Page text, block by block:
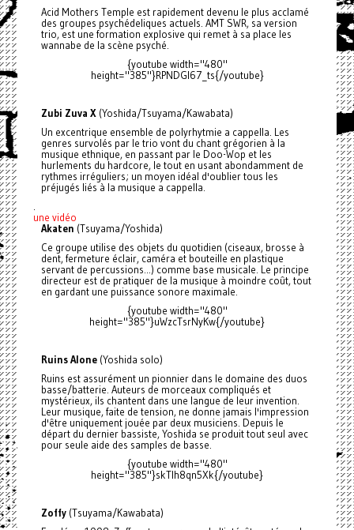
Acid Mothers Temple est rapidement devenu le plus acclamé
des groupes psychédeliques actuels. AMT SWR, sa version
trio, est une formation explosive qui remet à sa place les
wannabe de la scène psyché.
{youtube width="480"
height="385"}RPNDGI67_ts{/youtube}
Zubi Zuva X(Yoshida/Tsuyama/Kawabata)
Un excentrique ensemble de polyrhytmie a cappella. Les
genres survolés par le trio vont du chant grégorien à la
musique ethnique, en passant par le Doo-Wop et les
hurlements du hardcore, le tout en usant abondamment de
rythmes irréguliers; un moyen idéal d'oublier tous les
préjugés liés à la musique a cappella.
une vidéo
Akaten (Tsuyama/Yoshida)
Ce groupe utilise des objets du quotidien (ciseaux, brosse à
dent, fermeture éclair, caméra et bouteille en plastique
servant de percussions...) comme base musicale. Le principe
directeur est de pratiquer de la musique à moindre coût, tout
en gardant une puissance sonore maximale.
{youtube width="480"
height="385"}uWzcTsrNyKw{/youtube}
Ruins Alone(Yoshida solo)
Ruins est assurément un pionnier dans le domaine des duos
basse/batterie. Auteurs de morceaux compliqués et
mystérieux, ils chantent dans une langue de leur invention.
Leur musique, faite de tension, ne donne jamais l'impression
d'être uniquement jouée par deux musiciens. Depuis le
départ du dernier bassiste, Yoshida se produit tout seul avec
pour seule aide des samples de basse.
{youtube width="480"
height="385"}skTIh8qn5Xk{/youtube}
Zoffy(Tsuyama/Kawabata)